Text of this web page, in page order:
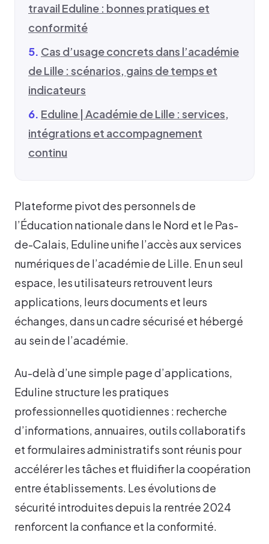
travail Eduline : bonnes pratiques et
conformité
Cas d’usage concrets dans l’académie
de Lille : scénarios, gains de temps et
indicateurs
Eduline | Académie de Lille : services,
intégrations et accompagnement
continu
Plateforme pivot des personnels de
l’Éducation nationale dans le Nord et le Pas-
de-Calais, Eduline unifie l’accès aux services
numériques de l’académie de Lille. En un seul
espace, les utilisateurs retrouvent leurs
applications, leurs documents et leurs
échanges, dans un cadre sécurisé et hébergé
au sein de l’académie.
Au-delà d’une simple page d’applications,
Eduline structure les pratiques
professionnelles quotidiennes : recherche
d’informations, annuaires, outils collaboratifs
et formulaires administratifs sont réunis pour
accélérer les tâches et fluidifier la coopération
entre établissements. Les évolutions de
sécurité introduites depuis la rentrée 2024
renforcent la confiance et la conformité.